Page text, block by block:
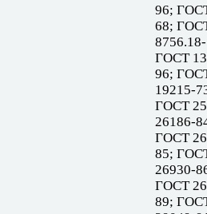
96;
68;
ГОСТ
96;
19215-
ГОСТ
26186-
ГОСТ
85;
26930-
ГОСТ
89;